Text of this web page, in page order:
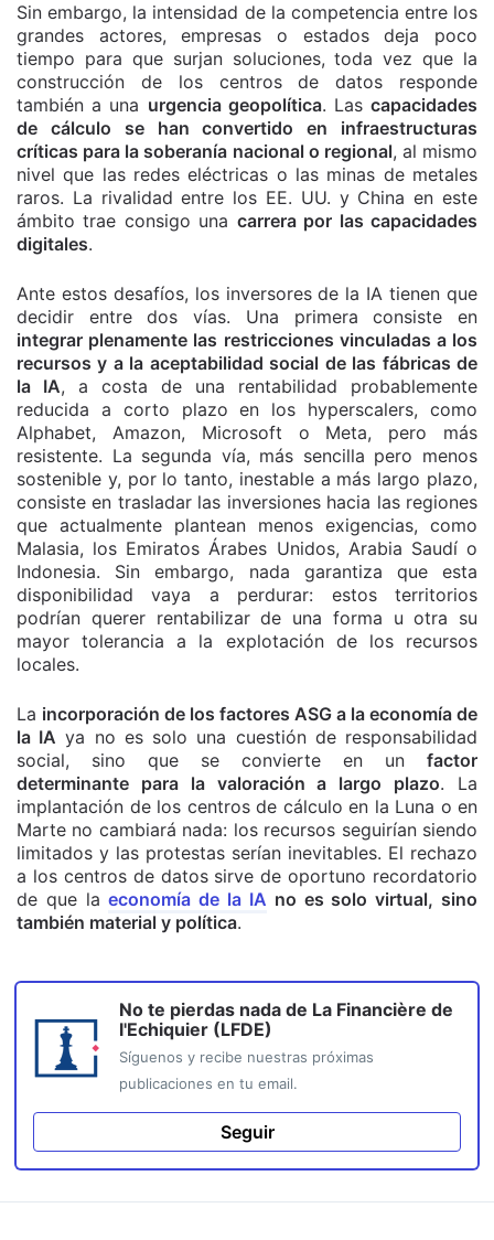
Sin embargo, la intensidad de la competencia entre los
grandes actores, empresas o estados deja poco
tiempo para que surjan soluciones, toda vez que la
construcción de los centros de datos responde
también a una urgencia geopolítica. Lascapacidades
de cálculo se han convertido en infraestructuras
críticas para la soberanía nacional o regional, al mismo
nivel que las redes eléctricas o las minas de metales
raros. La rivalidad entre los EE. UU. y China en este
ámbito trae consigo una carrera por las capacidades
digitales.
Ante estos desafíos, los inversores de la IA tienen que
decidir entre dos vías. Una primera consiste en
integrar plenamente las restricciones vinculadas a los
recursos y a la aceptabilidad social de las fábricas de
la IA, a costa de una rentabilidad probablemente
reducida a corto plazo en los hyperscalers, como
Alphabet, Amazon, Microsoft o Meta, pero más
resistente. La segunda vía, más sencilla pero menos
sostenible y, por lo tanto, inestable a más largo plazo,
consiste en trasladar las inversiones hacia las regiones
que actualmente plantean menos exigencias, como
Malasia, los Emiratos Árabes Unidos, Arabia Saudí o
Indonesia. Sin embargo, nada garantiza que esta
disponibilidad vaya a perdurar: estos territorios
podrían querer rentabilizar de una forma u otra su
mayor tolerancia a la explotación de los recursos
locales.
La incorporación de los factores ASG a la economía de
la IA ya no es solo una cuestión de responsabilidad
social, sino que se convierte en un factor
determinante para la valoración a largo plazo. La
implantación de los centros de cálculo en la Luna o en
Marte no cambiará nada: los recursos seguirían siendo
limitados y las protestas serían inevitables. El rechazo
a los centros de datos sirve de oportuno recordatorio
de que laeconomía de la IA no es solo virtual, sino
también material y política.
No te pierdas nada de La Financière de
l'Echiquier (LFDE)
Síguenos y recibe nuestras próximas
publicaciones en tu email.
Seguir